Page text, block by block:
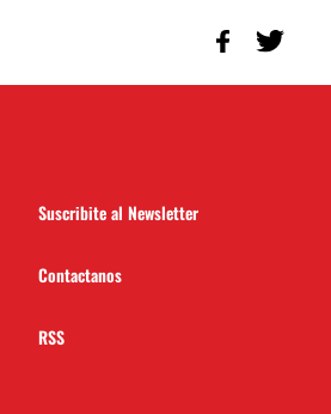
Suscribite al Newsletter
Contactanos
RSS